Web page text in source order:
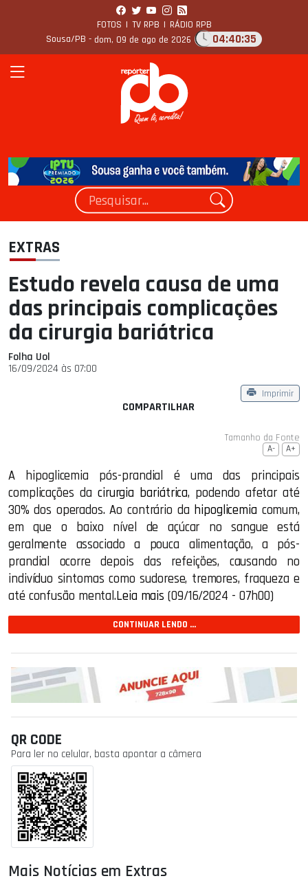
FOTOS | TV RPB | RÁDIO RPB
Sousa/PB - dom, 09 de ago de 2026 04:40:35
EXTRAS
Estudo revela causa de uma
das principais complicações
da cirurgia bariátrica
Folha Uol
16/09/2024 às 07:00
Imprimir
COMPARTILHAR
Tamanho da Fonte
A- A+
A hipoglicemia pós-prandial é uma das principais
complicações da cirurgia bariátrica, podendo afetar até
30% dos operados. Ao contrário da hipoglicemia comum,
em que o baixo nível de açúcar no sangue está
geralmente associado a pouca alimentação, a pós-
prandial ocorre depois das refeições, causando no
indivíduo sintomas como sudorese, tremores, fraqueza e
até confusão mental.Leia mais (09/16/2024 - 07h00)
CONTINUAR LENDO ...
QR CODE
Para ler no celular, basta apontar a câmera
Mais Notícias em Extras